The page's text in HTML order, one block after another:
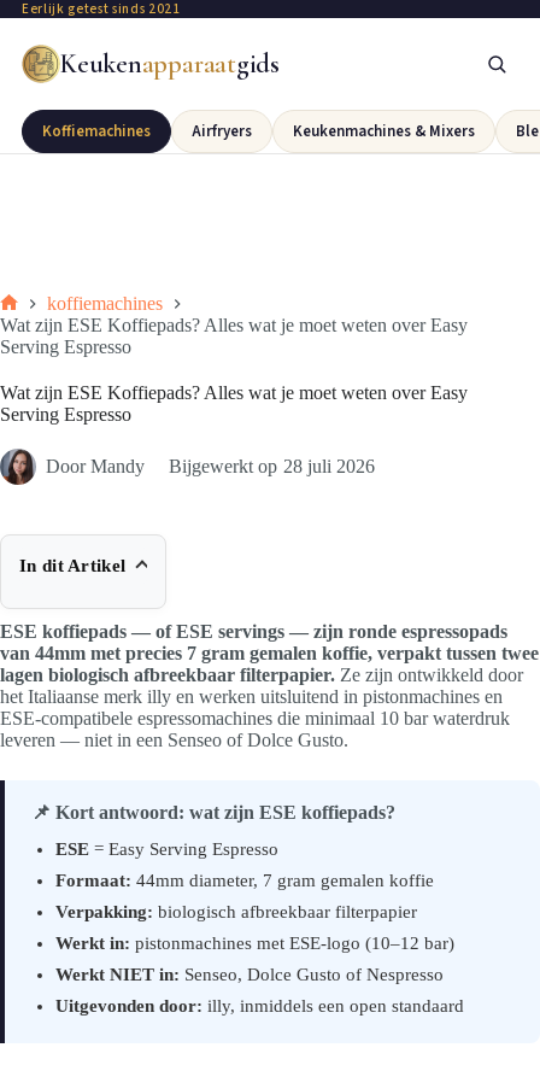
Eerlijk getest sinds 2021
Keukenapparaatgids
Koffiemachines Airfryers Keukenmachines & Mixers
koffiemachines
Wat zijn ESE Koffiepads? Alles wat je moet weten over Easy
Serving Espresso
Wat zijn ESE Koffiepads? Alles wat je moet weten over Easy
Serving Espresso
Door Mandy Bijgewerkt op 28 juli 2026
In dit Artikel
ESE koffiepads — of ESE servings — zijn ronde espressopads
van 44mm met precies 7 gram gemalen koffie, verpakt tussen twee
lagen biologisch afbreekbaar filterpapier. Ze zijn ontwikkeld door
het Italiaanse merk illy en werken uitsluitend in pistonmachines en
ESE-compatibele espressomachines die minimaal 10 bar waterdruk
leveren — niet in een Senseo of Dolce Gusto.
📌 Kort antwoord: wat zijn ESE koffiepads?
ESE = Easy Serving Espresso
Formaat: 44mm diameter, 7 gram gemalen koffie
Verpakking: biologisch afbreekbaar filterpapier
Werkt in: pistonmachines met ESE-logo (10–12 bar)
Werkt NIET in: Senseo, Dolce Gusto of Nespresso
Uitgevonden door: illy, inmiddels een open standaard